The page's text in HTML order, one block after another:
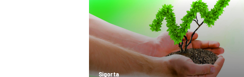
Spor
Hull City’i Premier